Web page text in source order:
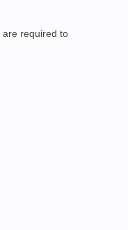
are required to